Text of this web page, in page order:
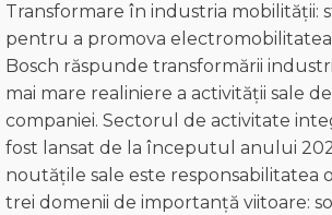
Transformare în industria mobilității:
pentru a promova electromobilitatea
Bosch răspunde transformării
mai mare realiniere a activității sale
companiei. Sectorul de activitate
fost lansat de la începutul anului
noutățile sale este responsabilitatea
trei domenii de importanță viitoare: